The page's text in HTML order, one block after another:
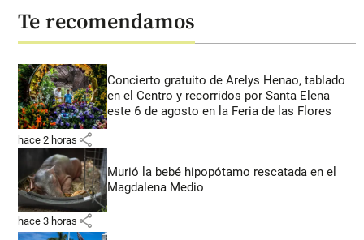
Te recomendamos
Concierto gratuito de Arelys Henao, tablado
en el Centro y recorridos por Santa Elena
este 6 de agosto en la Feria de las Flores
hace 2 horas share
Murió la bebé hipopótamo rescatada en el
Magdalena Medio
hace 3 horas share